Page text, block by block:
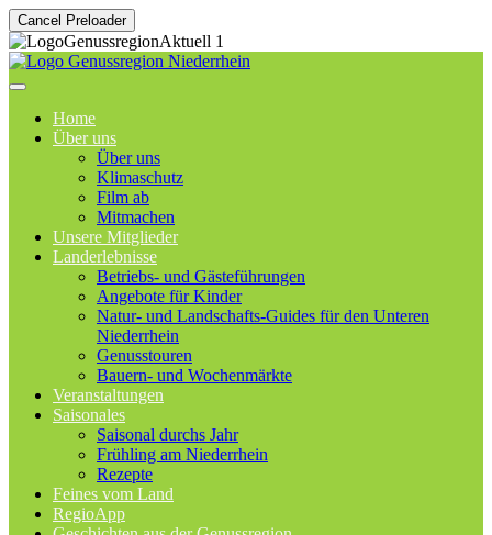
Cancel Preloader
Home
Über uns
Über uns
Klimaschutz
Film ab
Mitmachen
Unsere Mitglieder
Landerlebnisse
Betriebs- und Gästeführungen
Angebote für Kinder
Natur- und Landschafts-Guides für den Unteren
Niederrhein
Genusstouren
Bauern- und Wochenmärkte
Veranstaltungen
Saisonales
Saisonal durchs Jahr
Frühling am Niederrhein
Rezepte
Feines vom Land
RegioApp